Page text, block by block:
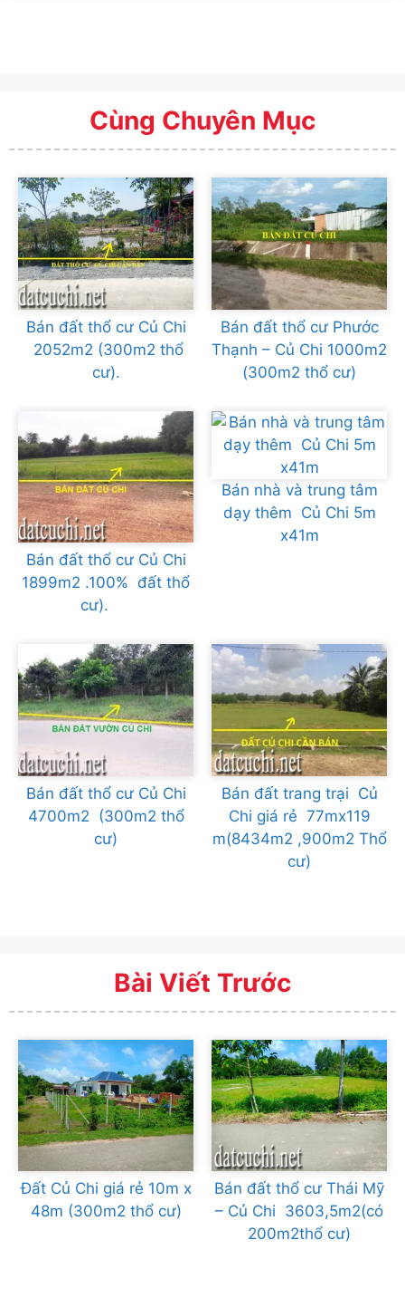
Cùng Chuyên Mục
Bán đất thổ cư Củ Chi
2052m2 (300m2 thổ
cư).
Bán đất thổ cư Phước
Thạnh – Củ Chi 1000m2
(300m2 thổ cư)
Bán đất thổ cư Củ Chi
1899m2 .100% đất thổ
cư).
Bán nhà và trung tâm
dạy thêm Củ Chi 5m
x41m
Bán đất thổ cư Củ Chi
4700m2 (300m2 thổ
cư)
Bán đất trang trại Củ
Chi giá rẻ 77mx119
m(8434m2 ,900m2 Thổ
cư)
Bài Viết Trước
Đất Củ Chi giá rẻ 10m x
48m (300m2 thổ cư)
Bán đất thổ cư Thái Mỹ
– Củ Chi 3603,5m2(có
200m2thổ cư)